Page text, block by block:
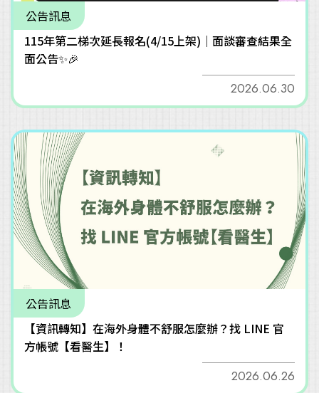
公告訊息
115年第二梯次延長報名(4/15上架)｜面談審查結果全
面公告✨🎉
2026.06.30
公告訊息
【資訊轉知】在海外身體不舒服怎麼辦？找 LINE 官
方帳號【看醫生】！
2026.06.26